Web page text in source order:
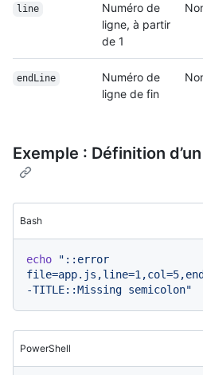
line
Numéro de
ligne, à partir
de 1
endLine
Numéro de
ligne de fin
Exemple : Définition
Bash
echo
"::error
-TITLE::Missing semicolon"
PowerShell